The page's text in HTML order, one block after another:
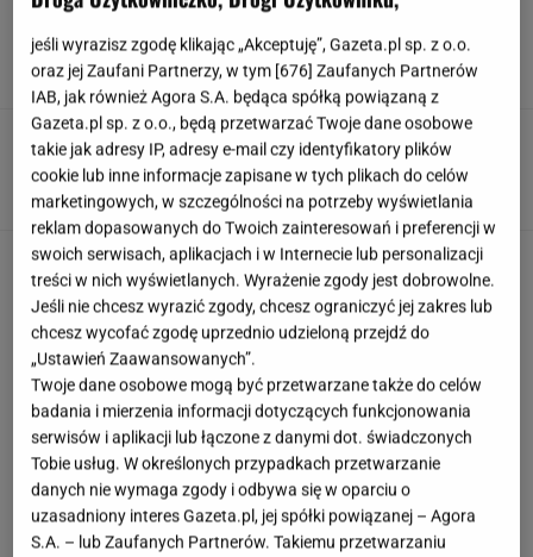
Lewandowski znów strzelił! Pierwsze
trafienie w Leagues Cup
Stachursky pojawił się na scenie "Lata z
Radiem" i zszokował widzów. "Kto to jest?"
jeśli wyrazisz zgodę klikając „Akceptuję”, Gazeta.pl sp. z o.o.
oraz jej Zaufani Partnerzy, w tym [676] Zaufanych Partnerów
IAB, jak również Agora S.A. będąca spółką powiązaną z
Gazeta.pl sp. z o.o., będą przetwarzać Twoje dane osobowe
takie jak adresy IP, adresy e-mail czy identyfikatory plików
cookie lub inne informacje zapisane w tych plikach do celów
marketingowych, w szczególności na potrzeby wyświetlania
reklam dopasowanych do Twoich zainteresowań i preferencji w
swoich serwisach, aplikacjach i w Internecie lub personalizacji
treści w nich wyświetlanych. Wyrażenie zgody jest dobrowolne.
Jeśli nie chcesz wyrazić zgody, chcesz ograniczyć jej zakres lub
chcesz wycofać zgodę uprzednio udzieloną przejdź do
„Ustawień Zaawansowanych”.
Twoje dane osobowe mogą być przetwarzane także do celów
badania i mierzenia informacji dotyczących funkcjonowania
serwisów i aplikacji lub łączone z danymi dot. świadczonych
Tobie usług. W określonych przypadkach przetwarzanie
danych nie wymaga zgody i odbywa się w oparciu o
uzasadniony interes Gazeta.pl, jej spółki powiązanej – Agora
S.A. – lub Zaufanych Partnerów. Takiemu przetwarzaniu